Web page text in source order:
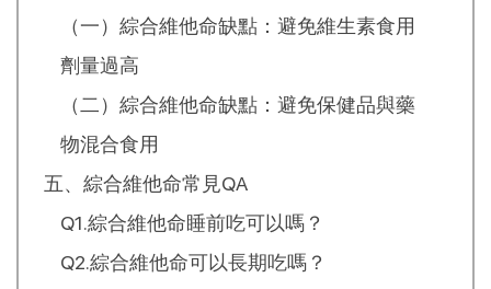
（一）綜合維他命缺點：避免維生素食用
劑量過高
（二）綜合維他命缺點：避免保健品與藥
物混合食用
五、綜合維他命常見QA
Q1.綜合維他命睡前吃可以嗎？
Q2.綜合維他命可以長期吃嗎？